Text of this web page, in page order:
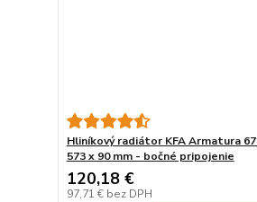
Hliníkový radiátor KFA Armatura
573 x 90 mm - bočné pripojenie
120,18 €
97,71 € bez DPH